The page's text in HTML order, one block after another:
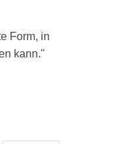
Form, in
kann."